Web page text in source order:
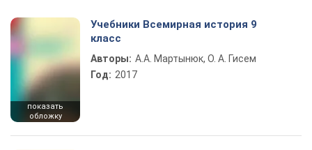
показать
обложку
Учебники Всемирная история 9
класс
Авторы: А.А. Мартынюк, О. А. Гисем
Год: 2017